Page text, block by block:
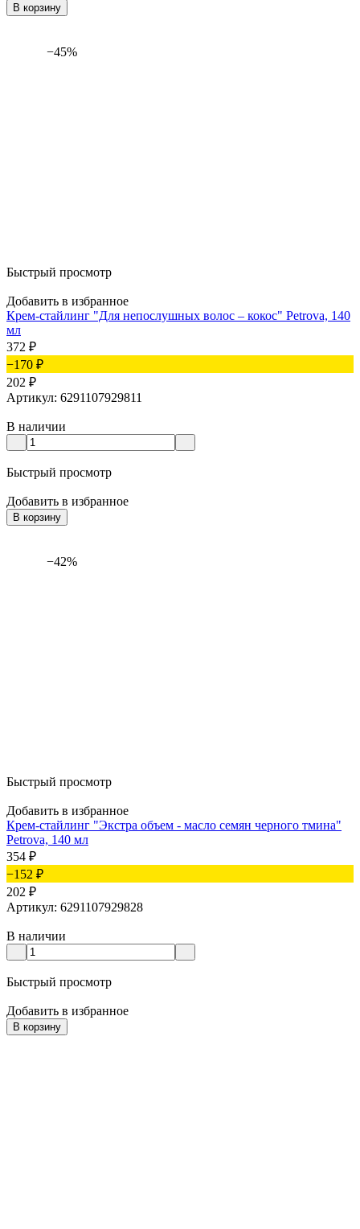
В корзину
−45%
Быстрый просмотр
Добавить в избранное
Крем-стайлинг "Для непослушных волос – кокос" Petrova, 140
мл
372 ₽
−170 ₽
202 ₽
Артикул: 6291107929811
В наличии
Быстрый просмотр
Добавить в избранное
В корзину
−42%
Быстрый просмотр
Добавить в избранное
Крем-стайлинг "Экстра объем - масло семян черного тмина"
Petrova, 140 мл
354 ₽
−152 ₽
202 ₽
Артикул: 6291107929828
В наличии
Быстрый просмотр
Добавить в избранное
В корзину